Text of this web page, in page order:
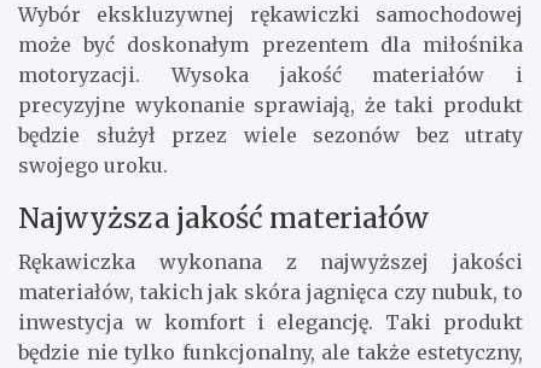
Wybór ekskluzywnej rękawiczki samochodowej
może być doskonałym prezentem dla miłośnika
motoryzacji. Wysoka jakość materiałów i
precyzyjne wykonanie sprawiają, że taki produkt
będzie służył przez wiele sezonów bez utraty
swojego uroku.
Najwyższa jakość materiałów
Rękawiczka wykonana z najwyższej jakości
materiałów, takich jak skóra jagnięca czy nubuk, to
inwestycja w komfort i elegancję. Taki produkt
będzie nie tylko funkcjonalny, ale także estetyczny,